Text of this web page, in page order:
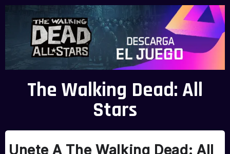
The Walking Dead: All
Stars
Unete A The Walking Dead: All